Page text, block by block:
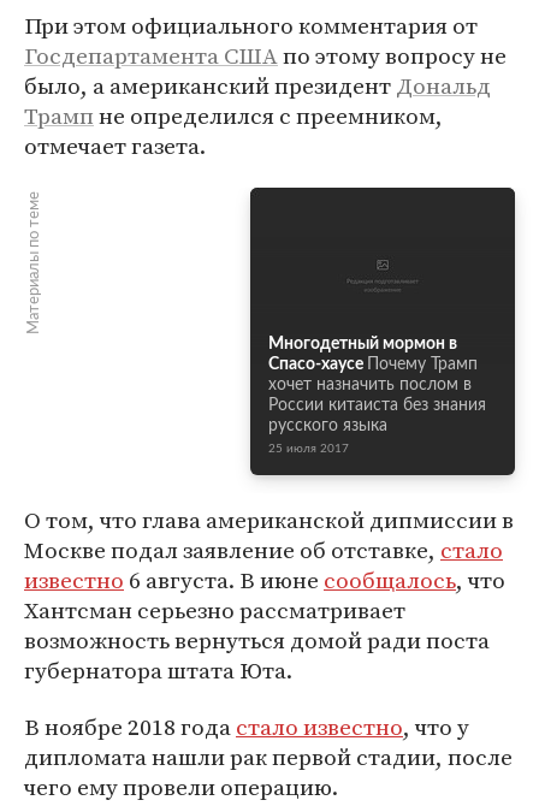
При этом официального комментария от
Госдепартамента СШАпо этому вопросу не
было, а американский президентДональд
Трампне определился с преемником,
отмечает газета.
Материалы по теме
Многодетный мормон в
Спасо-хаусе
Почему Трамп
хочет назначить послом в
России китаиста без знания
русского языка
25 июля 2017
О том, что глава американской дипмиссии в
Москве подал заявление об отставке, стало
известно 6 августа. В июне сообщалось, что
Хантсман серьезно рассматривает
возможность вернуться домой ради поста
губернатора штата Юта.
В ноябре 2018 годастало известно, что у
дипломата нашли рак первой стадии, после
чего ему провели операцию.